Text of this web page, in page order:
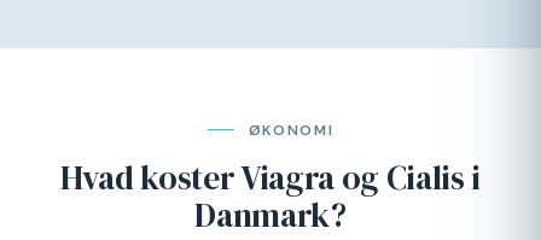
ØKONOMI
Hvad koster Viagra og Cialis i
Danmark?